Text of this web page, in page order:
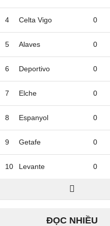
4 Celta Vigo 0
5 Alaves 0
6 Deportivo 0
7 Elche 0
8 Espanyol 0
9 Getafe 0
10 Levante 0
ĐỌC NHIỀU